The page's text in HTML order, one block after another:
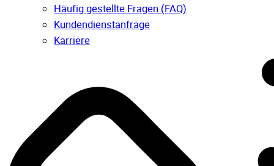
Häufig gestellte Fragen (FAQ)
Kunden­dienst­anfrage
Karriere